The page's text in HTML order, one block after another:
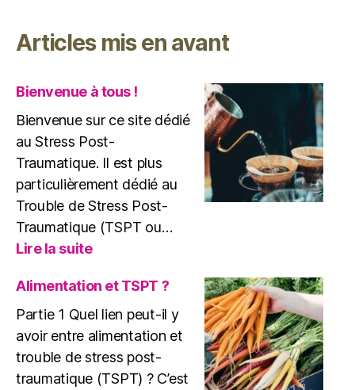
Articles mis en avant
Bienvenue à tous !
Bienvenue sur ce site dédié
au Stress Post-
Traumatique. Il est plus
particulièrement dédié au
Trouble de Stress Post-
Traumatique (TSPT ou…
Lire la suite:
à
!
Alimentation et TSPT ?
Partie 1 Quel lien peut-il y
avoir entre alimentation et
trouble de stress post-
traumatique (TSPT) ? C’est